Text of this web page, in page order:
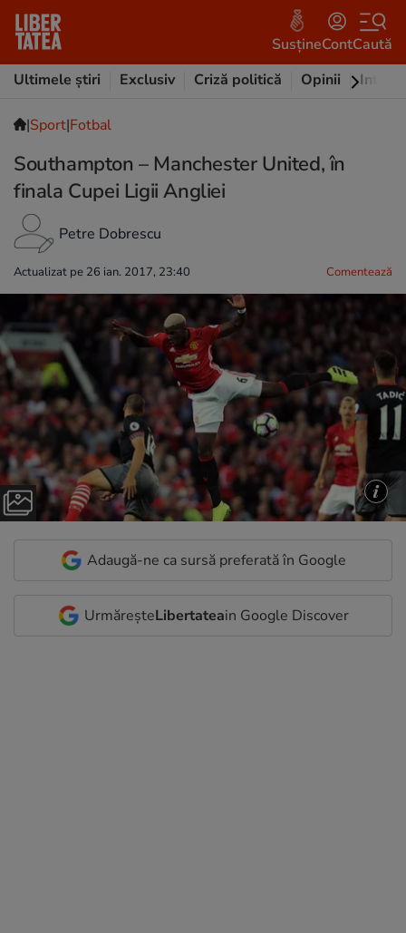
SusțineContCaută
Ultimele știri
Exclusiv Criză politică Opinii
|Sport|Fotbal
Southampton – Manchester United, în
finala Cupei Ligii Angliei
Petre Dobrescu
Actualizat pe 26 ian. 2017, 23:40 Comentează
Adaugă-ne ca sursă preferată în Google
UrmăreșteLibertateain Google Discover